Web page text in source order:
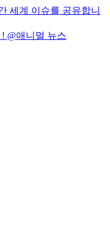
세계 이슈를 공유합니
! @애니멀 뉴스